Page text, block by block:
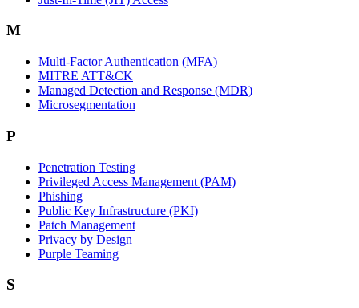
M
Multi-Factor Authentication (MFA)
MITRE ATT&CK
Managed Detection and Response (MDR)
Microsegmentation
P
Penetration Testing
Privileged Access Management (PAM)
Phishing
Public Key Infrastructure (PKI)
Patch Management
Privacy by Design
Purple Teaming
S